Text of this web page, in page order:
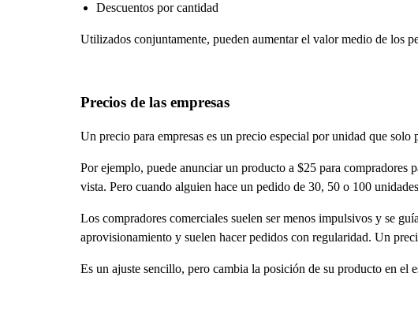
Descuentos por cantidad
Utilizados conjuntamente, pueden aumentar el valor medio de los
Precios de las empresas
Un precio para empresas es un precio especial por unidad que
Por ejemplo, puede anunciar un producto a $25 para compradores
vista. Pero cuando alguien hace un pedido de 30, 50 o 100
Los compradores comerciales suelen ser menos impulsivos y se
aprovisionamiento y suelen hacer pedidos con regularidad. Un
Es un ajuste sencillo, pero cambia la posición de su producto en el